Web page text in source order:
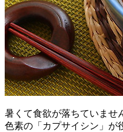
暑くて食欲が落ちていませ
色素の「カプサイシン」が